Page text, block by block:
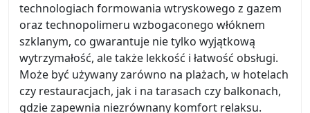
technologiach formowania wtryskowego z gazem
oraz technopolimeru wzbogaconego włóknem
szklanym, co gwarantuje nie tylko wyjątkową
wytrzymałość, ale także lekkość i łatwość obsługi.
Może być używany zarówno na plażach, w hotelach
czy restauracjach, jak i na tarasach czy balkonach,
gdzie zapewnia niezrównany komfort relaksu.